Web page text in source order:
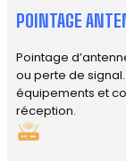
POINTAGE
Pointage
ou perte de
équipements et
réception.